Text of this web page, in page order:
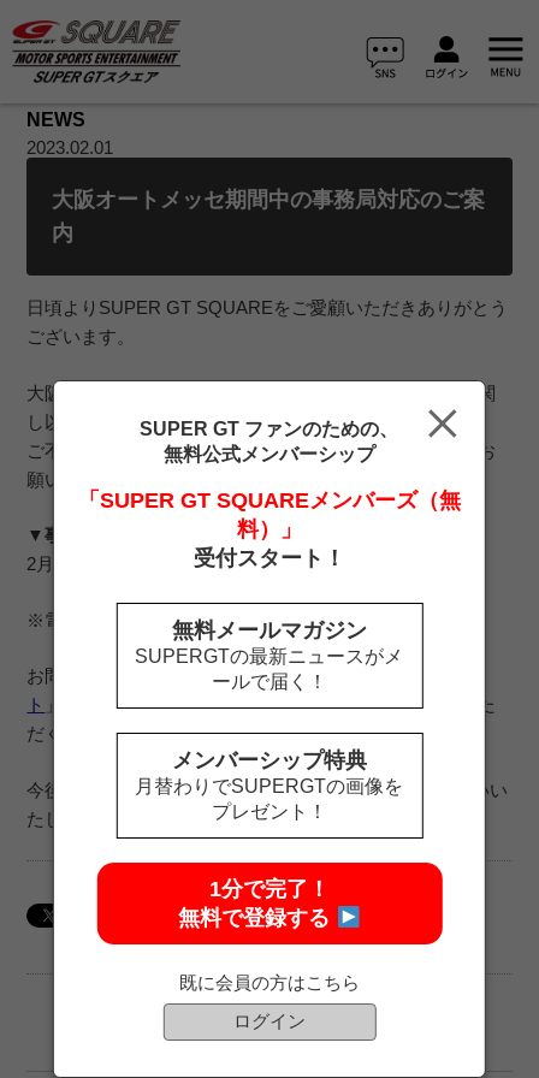
NEWS
2023.02.01
大阪オートメッセ期間中の事務局対応のご案
内
日頃よりSUPER GT SQUAREをご愛顧いただきありがとう
ございます。
大阪オートメッセ出展にあたり、期間中の事務局対応に関
し以下のとおりご案内いたします。
ご不便をおかけしますが、何卒ご了承くださいますようお
願い申し上げます。
▼事務局業務 休止期間
2月9日（木）～2月13日（月）
※電話は留守番電話の設定になります。
お問合せは「 お問合せフォーム」や「
ト 」で随時受け付けておりますが、お返事にお時間をいた
だく場合がございます。
今後とも、SUPER GT SQUAREをどうぞよろしくお願いい
たします。
SUPER GT ファンのための、
無料公式メンバーシップ
「SUPER GT SQUAREメンバーズ（無
料）」
受付スタート！
無料メールマガジン
SUPERGTの最新ニュースがメ
ールで届く！
メンバーシップ特典
月替わりでSUPERGTの画像を
プレゼント！
1分で完了！
無料で登録する
既に会員の方はこちら
ログイン